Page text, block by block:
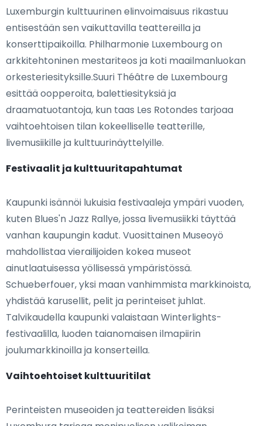
Luxemburgin kulttuurinen elinvoimaisuus rikastuu
entisestään sen vaikuttavilla teattereilla ja
konserttipaikoilla. Philharmonie Luxembourg on
arkkitehtoninen mestariteos ja koti maailmanluokan
orkesteriesityksille.Suuri Théâtre de Luxembourg
esittää oopperoita, balettiesityksiä ja
draamatuotantoja, kun taas Les Rotondes tarjoaa
vaihtoehtoisen tilan kokeelliselle teatterille,
livemusiikille ja kulttuurinäyttelyille.
Festivaalit ja kulttuuritapahtumat
Kaupunki isännöi lukuisia festivaaleja ympäri vuoden,
kuten Blues'n Jazz Rallye, jossa livemusiikki täyttää
vanhan kaupungin kadut. Vuosittainen Museoyö
mahdollistaa vierailijoiden kokea museot
ainutlaatuisessa yöllisessä ympäristössä.
Schueberfouer, yksi maan vanhimmista markkinoista,
yhdistää karusellit, pelit ja perinteiset juhlat.
Talvikaudella kaupunki valaistaan Winterlights-
festivaalilla, luoden taianomaisen ilmapiirin
joulumarkkinoilla ja konserteilla.
Vaihtoehtoiset kulttuuritilat
Perinteisten museoiden ja teattereiden lisäksi